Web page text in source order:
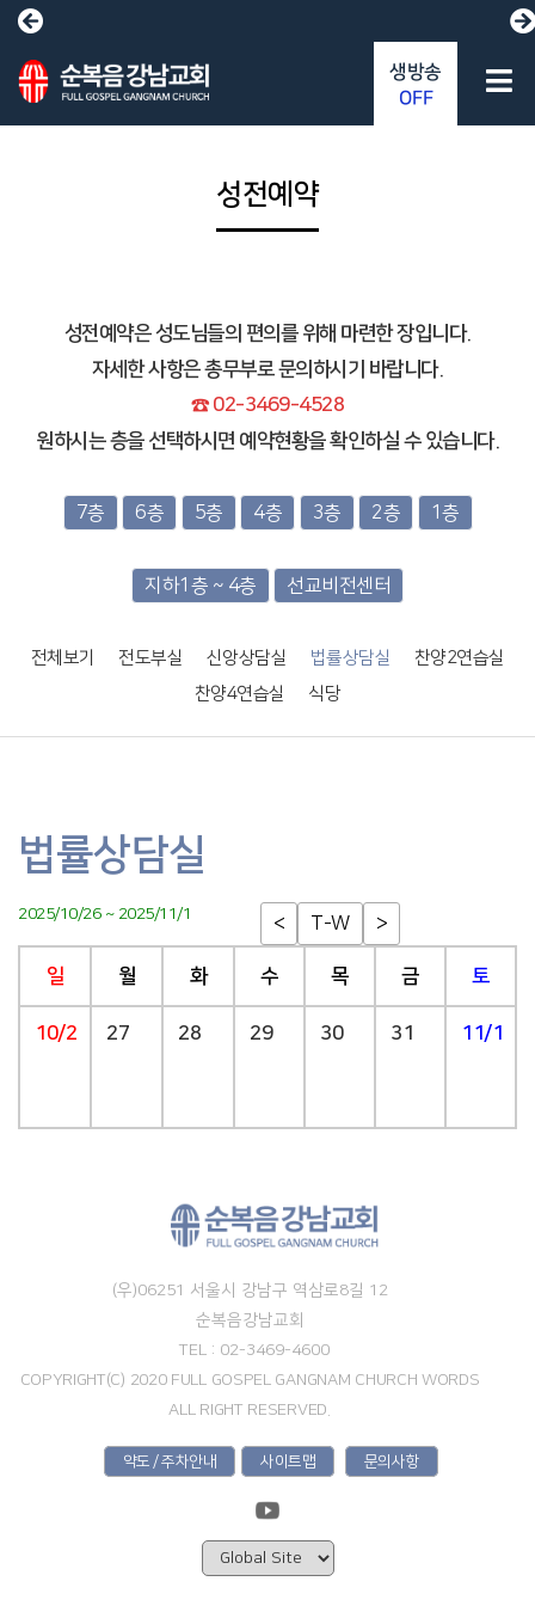
성전예약
성전예약은 성도님들의 편의를 위해 마련한 장입니다.
자세한 사항은 총무부로 문의하시기 바랍니다.
☎ 02-3469-4528
원하시는 층을 선택하시면 예약현황을 확인하실 수 있습니다.
7층 6층 5층 4층 3층 2층 1층
지하1층 ~ 4층 선교비전센터
전체보기 전도부실 신앙상담실 법률상담실
찬양2연습실
찬양4연습실
식당
법률상담실
2025/10/26 ~ 2025/11/1 < T-W >
일 월 화 수 목 금 토
10/26 27 28 29 30 31 11/1
(우)06251 서울시 강남구 역삼로8길 12
순복음강남교회
TEL : 02-3469-4600
COPYRIGHT(C) 2020 FULL GOSPEL GANGNAM CHURCH WORDS
ALL RIGHT RESERVED.
약도 / 주차안내 사이트맵 문의사항
생방송
OFF